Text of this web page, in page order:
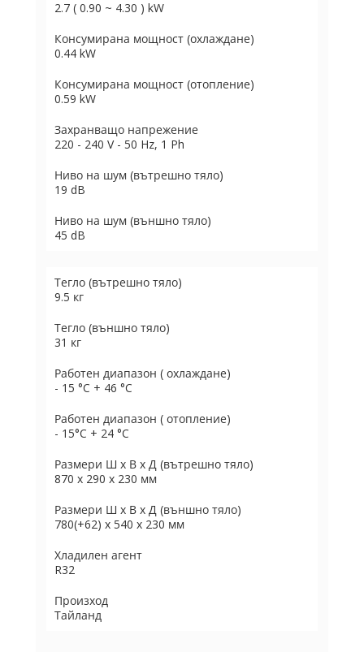
2.7 ( 0.90 ~ 4.30 ) kW
Консумирана мощност (охлаждане)
0.44 kW
Консумирана мощност (отопление)
0.59 kW
Захранващо напрежение
220 - 240 V - 50 Hz, 1 Ph
Ниво на шум (вътрешно тяло)
19 dB
Ниво на шум (външно тяло)
45 dB
Тегло (вътрешно тяло)
9.5 кг
Тегло (външно тяло)
31 кг
Работен диапазон ( охлаждане)
- 15 °C + 46 °C
Работен диапазон ( отопление)
- 15°C + 24 °C
Размери Ш х В х Д (вътрешно тяло)
870 х 290 х 230 мм
Размери Ш х В х Д (външно тяло)
780(+62) х 540 х 230 мм
Хладилен агент
R32
Произход
Тайланд